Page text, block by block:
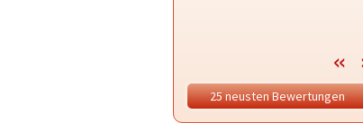
25 neusten Bewertungen